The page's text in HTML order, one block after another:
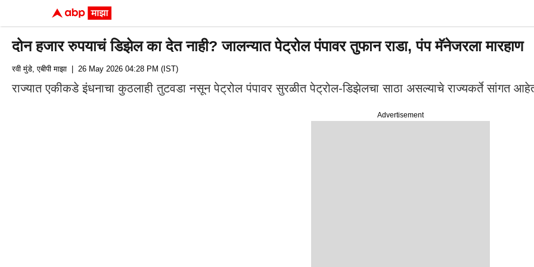
दोन हजार रुपयाचं डिझेल का देत नाही? जालन्यात पेट्रोल पंपावर तुफान राडा, पंप मॅनेजरला मारहाण
Advertisement
रवी मुंडे, एबीपी माझा | 26 May 2026 04:28 PM (IST)
राज्यात एकीकडे इंधनाचा कुठलाही तुटवडा नसून पेट्रोल पंपावर सुरळीत पेट्रोल-डिझेलचा साठा असल्याचे राज्यकर्ते सांगत